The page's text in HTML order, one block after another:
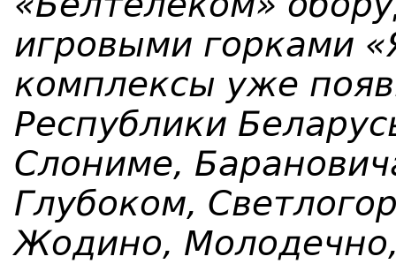
игровыми горками
комплексы уже
Республики
Слониме,
Глубоком,
Жодино,